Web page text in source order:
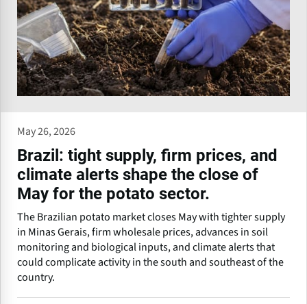
May 26, 2026
Brazil: tight supply, firm prices, and
climate alerts shape the close of
May for the potato sector.
The Brazilian potato market closes May with tighter supply
in Minas Gerais, firm wholesale prices, advances in soil
monitoring and biological inputs, and climate alerts that
could complicate activity in the south and southeast of the
country.